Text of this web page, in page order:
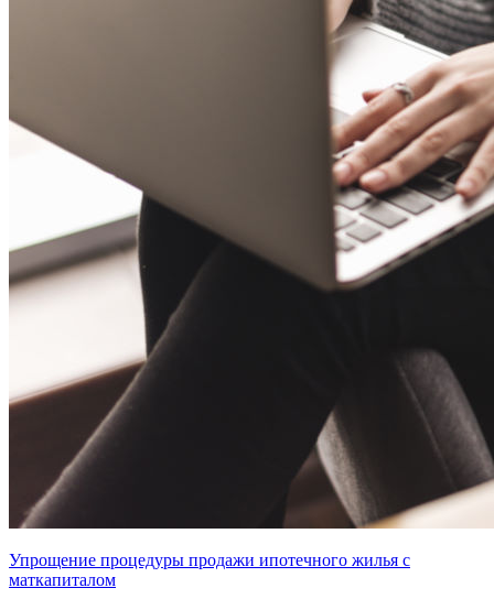
Упрощение процедуры продажи ипотечного жилья с
маткапиталом